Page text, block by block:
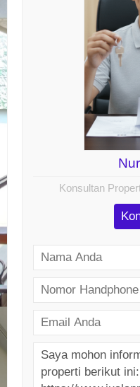
Konsultan